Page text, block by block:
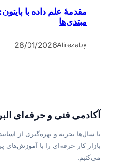
مقدمۀ علم داده با
مبتدی‌ها
by
Alireza
28/01/2026
آکادمی فنی و حرفه‌ای
با سال‌ها تجربه و بهره‌گیری از
بازار کار حرفه‌ای را با آموزش‌های
می‌کنیم.